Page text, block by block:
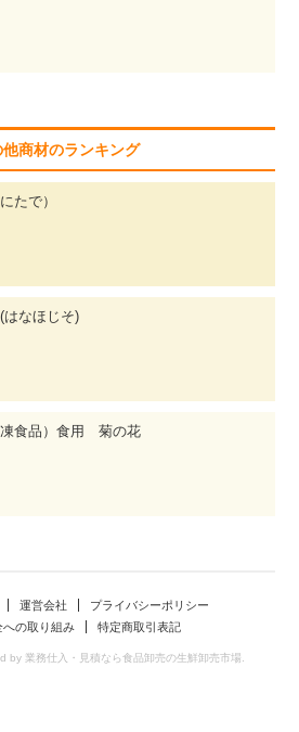
他商材のランキング
たで）
はなほじそ)
食品）食用 菊の花
運営会社
プライバシーポリシー
への取り組み
特定商取引表記
業務仕入・見積なら食品卸売の生鮮卸売市場.